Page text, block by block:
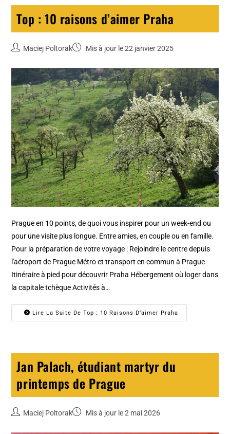
Top : 10 raisons d’aimer Praha
Maciej Poltorak Mis à jour le 22 janvier 2025
Prague en 10 points, de quoi vous inspirer pour un week-end ou
pour une visite plus longue. Entre amies, en couple ou en famille.
Pour la préparation de votre voyage : Rejoindre le centre depuis
l'aéroport de Prague Métro et transport en commun à Prague
Itinéraire à pied pour découvrir Praha Hébergement où loger dans
la capitale tchèque Activités à…
Lire La Suite De Top : 10 Raisons D’aimer Praha
Jan Palach, étudiant martyr du
printemps de Prague
Maciej Poltorak Mis à jour le 2 mai 2026